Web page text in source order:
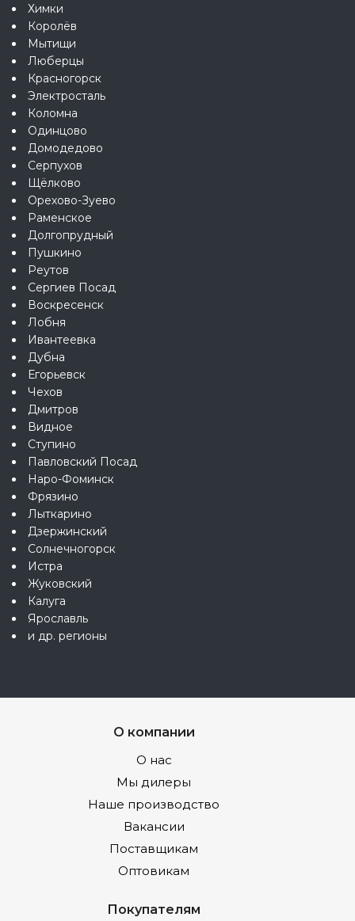
Химки
Королёв
Мытищи
Люберцы
Красногорск
Электросталь
Коломна
Одинцово
Домодедово
Серпухов
Щёлково
Орехово-Зуево
Раменское
Долгопрудный
Пушкино
Реутов
Сергиев Посад
Воскресенск
Лобня
Ивантеевка
Дубна
Егорьевск
Чехов
Дмитров
Видное
Ступино
Павловский Посад
Наро-Фоминск
Фрязино
Лыткарино
Дзержинский
Солнечногорск
Истра
Жуковский
Калуга
Ярославль
и др. регионы
О компании
О нас
Мы дилеры
Наше производство
Вакансии
Поставщикам
Оптовикам
Покупателям